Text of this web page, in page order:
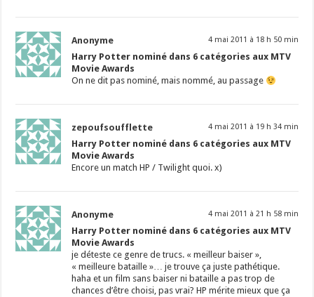
Anonyme 4 mai 2011 à 18 h 50 min
Harry Potter nominé dans 6 catégories aux MTV
Movie Awards
On ne dit pas nominé, mais nommé, au passage
zepoufsoufflette 4 mai 2011 à 19 h 34 min
Harry Potter nominé dans 6 catégories aux MTV
Movie Awards
Encore un match HP / Twilight quoi. x)
Anonyme 4 mai 2011 à 21 h 58 min
Harry Potter nominé dans 6 catégories aux MTV
Movie Awards
je déteste ce genre de trucs. « meilleur baiser »,
« meilleure bataille »… je trouve ça juste pathétique.
haha et un film sans baiser ni bataille a pas trop de
chances d’être choisi, pas vrai? HP mérite mieux que ça